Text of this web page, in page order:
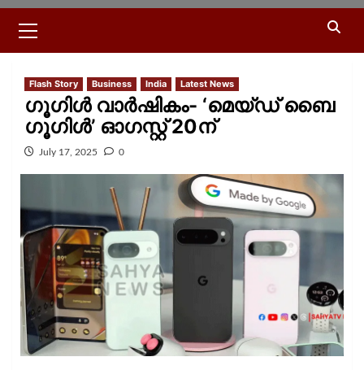
Flash Story Business India Latest News
ഗൂഗിൾ വാർഷികം- ‘മെയ്‌ഡ് ബൈ
ഗൂഗിൾ’ ഓഗസ്റ്റ് 20ന്
July 17, 2025 0